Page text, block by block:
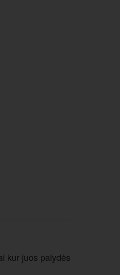
kur juos palydės